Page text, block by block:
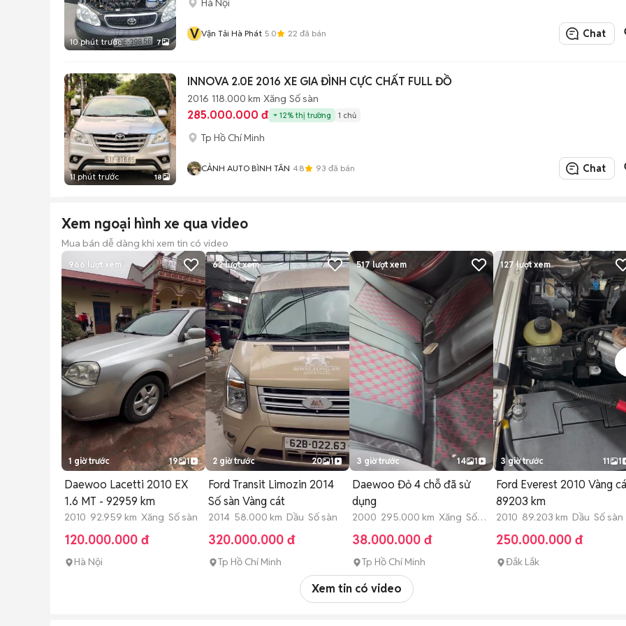
10 phút trước 7
Hà Nội
V Vận Tải Hà Phát 5.0 22 đã bán Chat
11 phút trước 18
INNOVA 2.0E 2016 XE GIA ĐÌNH CỰC CHẤT FULL ĐỒ
2016 118.000 km Xăng Số sàn
285.000.000 đ 12% thị trường 1 chủ
Tp Hồ Chí Minh
CẢNH AUTO BÌNH TÂN 4.8 93 đã bán Chat
Xem ngoại hình xe qua video
Mua bán dễ dàng khi xem tin có video
966 lượt xem
1 giờ trước 19 1
Daewoo Lacetti 2010 EX
1.6 MT - 92959 km
2010 92.959 km Xăng Số sàn
120.000.000 đ
Hà Nội
62lượt xem
2 giờ trước 20 1
Ford Transit Limozin 2014
Số sàn Vàng cát
2014 58.000 km Dầu Số sàn
320.000.000 đ
Tp Hồ Chí Minh
517lượt xem
3 giờ trước 14 1
Daewoo Đỏ 4 chỗ đã sử
dụng
2000 295.000 km Xăng Số
sàn
38.000.000 đ
Tp Hồ Chí Minh
127lượt xem
3 giờ trước 11 1
Ford Everest 2010 Vàng
89203 km
2010 89.203 km Dầu Số sàn
250.000.000 đ
Đắk Lắk
Xem tin có video